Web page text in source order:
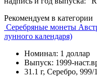
Рекомендуем в категории
Серебряные монеты
лунного календаря)
Номинал: 1 доллар
Выпуск: 1999-
31.1 г, Серебро, 999/